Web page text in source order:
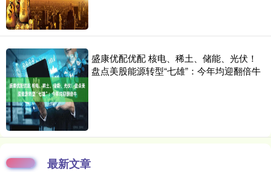
盛康优配优配 核电、稀土、储能、光伏！
盘点美股能源转型“七雄”：今年均迎翻倍牛
最新文章